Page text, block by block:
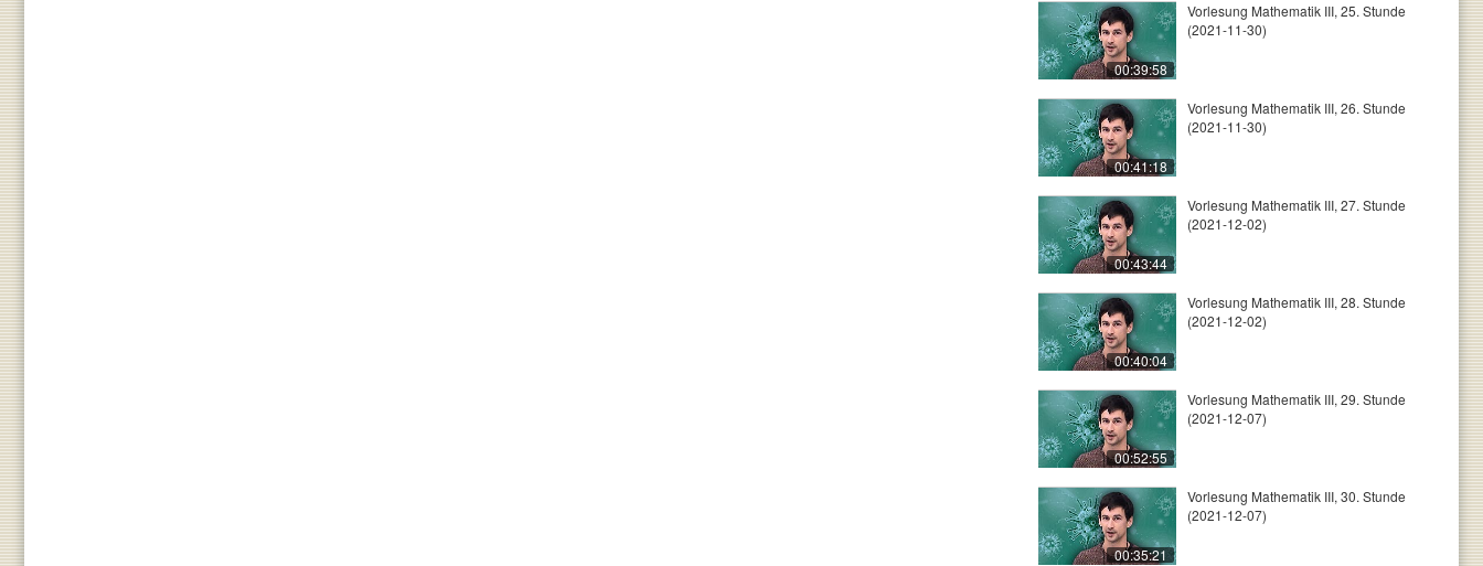
00:39:58
Vorlesung Mathematik III, 25. Stunde
(2021-11-30)
00:41:18
Vorlesung Mathematik III, 26. Stunde
(2021-11-30)
00:43:44
Vorlesung Mathematik III, 27. Stunde
(2021-12-02)
00:40:04
Vorlesung Mathematik III, 28. Stunde
(2021-12-02)
00:52:55
Vorlesung Mathematik III, 29. Stunde
(2021-12-07)
00:35:21
Vorlesung Mathematik III, 30. Stunde
(2021-12-07)